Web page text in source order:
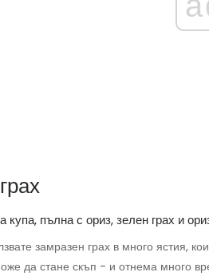
замразен грах в много ястия,
да стане скъп - и отнема много